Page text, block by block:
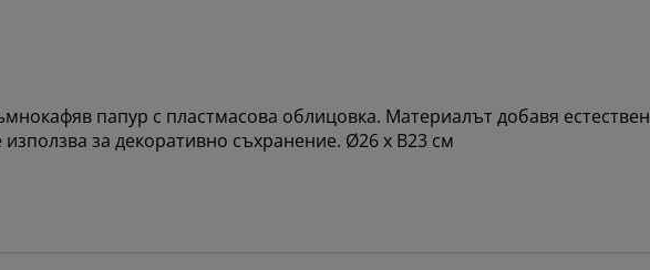
папур с пластмасова облицовка. Материалът добавя естествен
за декоративно съхранение. Ø26 x В23 см